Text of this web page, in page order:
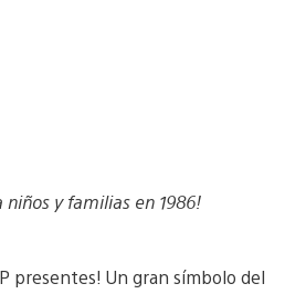
y familias en 1986!
presentes! Un gran símbolo del